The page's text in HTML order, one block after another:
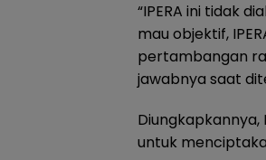
“IPERA ini tidak
mau objektif,
pertambangan
jawabnya saat
untuk